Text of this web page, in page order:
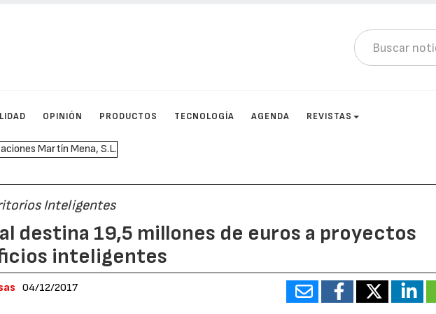
OPINIÓN PRODUCTOS TECNOLOGÍA AGENDA REVISTAS
Inteligentes
destina 19,5 millones de euros a proyectos
inteligentes
04/12/2017